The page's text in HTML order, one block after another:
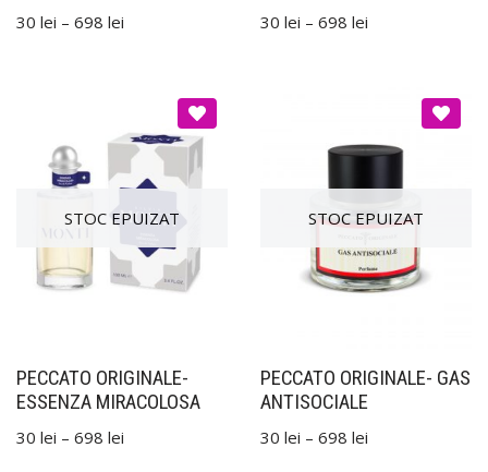
30 lei – 698 lei 30 lei – 698 lei
PECCATO ORIGINALE-
ESSENZA MIRACOLOSA
30 lei – 698 lei
PECCATO ORIGINALE- GAS
ANTISOCIALE
30 lei – 698 lei